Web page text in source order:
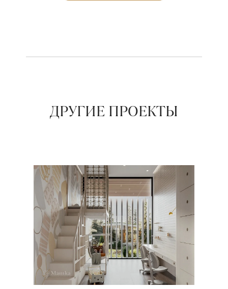
ДРУГИЕ ПРОЕКТЫ